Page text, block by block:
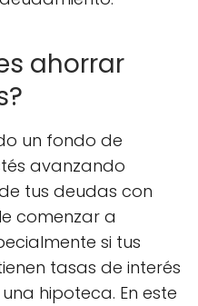
ahorrar
un fondo de
avanzando
tus deudas con
comenzar a
si tus
tasas de interés
hipoteca. En este